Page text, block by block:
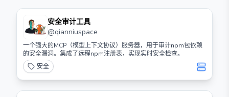
安全审计工具
@qianniuspace
一个强大的MCP（模型上下文协议）服务器，用于审计npm包依赖
的安全漏洞。集成了远程npm注册表，实现实时安全检查。
安全